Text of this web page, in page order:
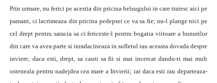
Prin urmare, nu ferici pe acestia din pricina belsugului in care traiesc aici pe
pamant, ci lacrimeaza din pricina pedepsei ce va sa fie; nu-l plange nici pe
cel drept pentru saracia sa ci fericeste-l pentru bogatia viitoare a bunurilor
din care va avea parte si inradacineaza in sufletul tau aceasta dovada despre
inviere; daca esti, drept, sa cauti sa fii si mai incercat dandu-ti mai mult
osteneala pentru nadejdea cea mare a Invierii; iar daca esti rau departeaza-